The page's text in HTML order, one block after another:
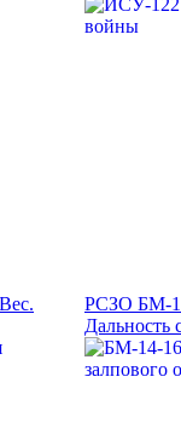
РСЗО БМ-
Дальность